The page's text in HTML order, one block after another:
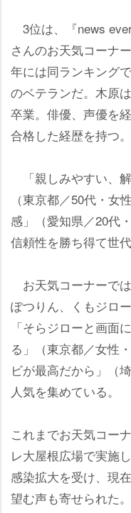
3位は、『news
さんのお天気コーナ
年には同ランキング
のベテランだ。木原
卒業。俳優、声優を
合格した経歴を持つ。
「親しみやすい、
（東京都／50代・女
感」（愛知県／20代
信頼性を勝ち得て世
お天気コーナーで
ぽつりん、くもジロ
「そらジローと画面
る」（東京都／女性
ビが最高だから」（
人気を集めている。
これまでお天気コー
レ大屋根広場で実施
感染拡大を受け、現
望む声も寄せられた。